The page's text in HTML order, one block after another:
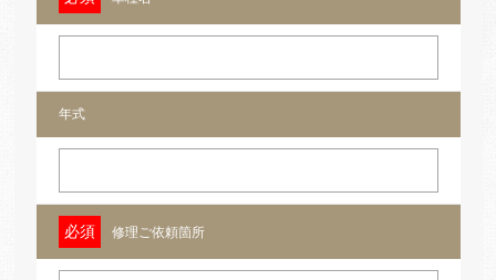
年式
修理ご依頼箇所